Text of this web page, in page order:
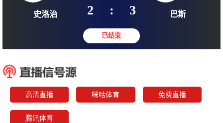
英议南
2 : 3
高清直播 咪咕体育 免费直播
腾讯体育